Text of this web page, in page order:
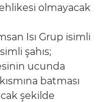
olmayacak
Isı Grup isimli
şahıs;
ucunda
batması
şekilde